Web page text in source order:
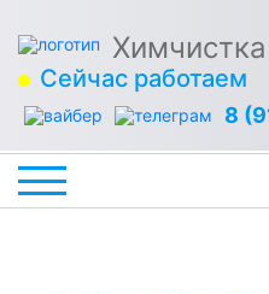
Химчистка
Сейчас работаем
8